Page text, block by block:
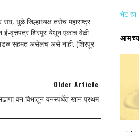
धुळे जिल्हाध्यक्ष तसेच महाराष्ट्र
ई-वृत्तपत्र शिरपूर येथून एकाच वेळी
मंडळ सहमत असेलच असे नाही. (शिरपूर
Older Article
वन विभातून वनस्पर्धेत खान प्रथम
भेट द्या